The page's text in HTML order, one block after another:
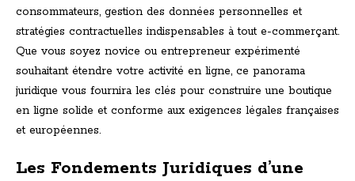
consommateurs, gestion des données personnelles et
stratégies contractuelles indispensables à tout e-commerçant.
Que vous soyez novice ou entrepreneur expérimenté
souhaitant étendre votre activité en ligne, ce panorama
juridique vous fournira les clés pour construire une boutique
en ligne solide et conforme aux exigences légales françaises
et européennes.
Les Fondements Juridiques d’une